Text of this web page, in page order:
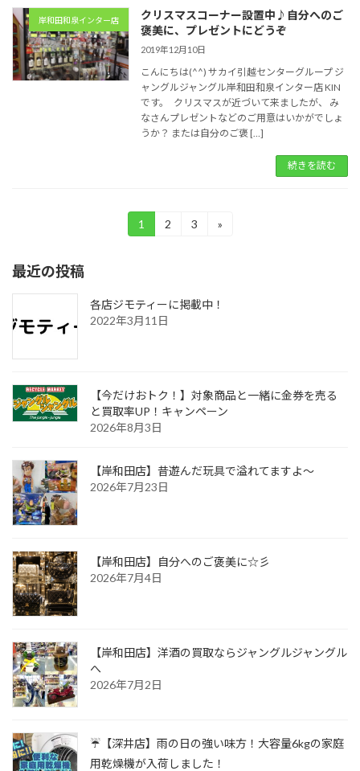
岸和田和泉インター店
クリスマスコーナー設置中♪自分へのご
褒美に、プレゼントにどうぞ
2019年12月10日
こんにちは(^^) サカイ引越センターグループ ジ
ャングルジャングル岸和田和泉インター店 KIN
です。 クリスマスが近づいて来ましたが、 み
なさんプレゼントなどのご用意はいかがでしょ
うか？ または自分のご褒 […]
続きを読む
の
ー
ジ
送
り
固
定
1
固
2
固
3 »
最近の投稿
各店ジモティーに掲載中！
2022年3月11日
【今だけおトク！】対象商品と一緒に金券を売る
と買取率UP！キャンペーン
2026年8月3日
【岸和田店】昔遊んだ玩具で溢れてますよ～
2026年7月23日
【岸和田店】自分へのご褒美に☆彡
2026年7月4日
【岸和田店】洋酒の買取ならジャングルジャングル
へ
2026年7月2日
☔【深井店】雨の日の強い味方！大容量6kgの家庭
用乾燥機が入荷しました！